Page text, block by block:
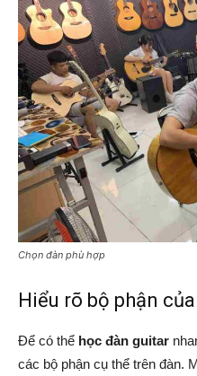
Chọn đàn phù hợp
Hiểu rõ bộ phận
Để có thể học đàn guitar
các bộ phận cụ thể trên đàn.